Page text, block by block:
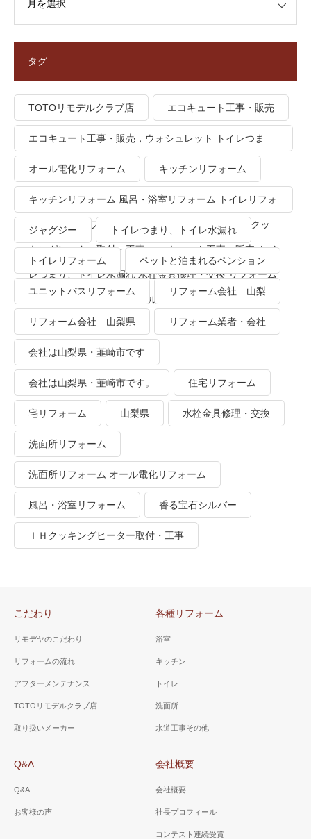
タグ
TOTOリモデルクラブ店 エコキュート工事・販売
エコキュート工事・販売，ウォシュレット トイレつま
り、トイレ水漏れ
オール電化リフォーム キッチンリフォーム
キッチンリフォーム 風呂・浴室リフォーム トイレリフォ
ーム 洗面所リフォーム オール電化リフォーム ＩＨクッ
キングヒーター取付・工事 エコキュート工事・販売 トイ
レつまり、トイレ水漏れ 水栓金具修理・交換 リフォーム
業者・会社 ＴＯＴＯリモデルクラブ
ジャグジー トイレつまり、トイレ水漏れ
トイレリフォーム ペットと泊まれるペンション
ユニットバスリフォーム リフォーム会社 山梨
リフォーム会社 山梨県 リフォーム業者・会社
会社は山梨県・韮崎市です
会社は山梨県・韮崎市です。 住宅リフォーム
宅リフォーム 山梨県 水栓金具修理・交換
洗面所リフォーム
洗面所リフォーム オール電化リフォーム
風呂・浴室リフォーム 香る宝石シルバー
ＩＨクッキングヒーター取付・工事
こだわり
リモデヤのこだわり
リフォームの流れ
アフターメンテナンス
TOTOリモデルクラブ店
取り扱いメーカー
各種リフォーム
浴室
キッチン
トイレ
洗面所
水道工事その他
Q&A
Q&A
お客様の声
会社概要
会社概要
社長プロフィール
コンテスト連続受賞